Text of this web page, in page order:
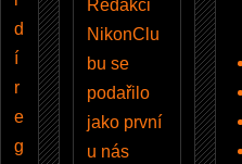
d
í
r
e
g
Redakci
NikonClu
bu se
podařilo
jako první
u nás